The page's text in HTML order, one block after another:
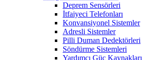
Deprem Sensörleri
İtfaiyeci Telefonları
Konvansiyonel Sistemler
Adresli Sistemler
Pilli Duman Dedektörleri
Söndürme Sistemleri
Yardımcı Güç Kaynakları